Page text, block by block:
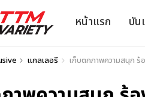
หน้าแรก บัน
แกลเลอรี เก็บตกภาพความสนุก ร้